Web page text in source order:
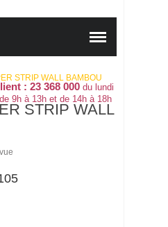
: 23 368 000du lundi
9h à 13h et de 14h à 18h
STRIP WALL BAMBOU
STRIP WALL